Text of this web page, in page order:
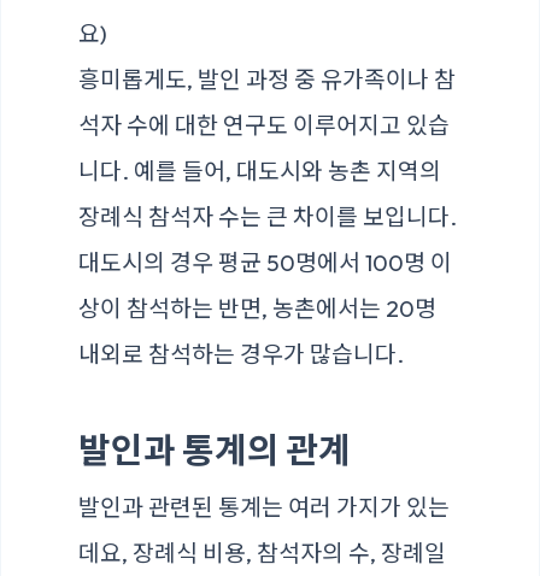
요)
흥미롭게도, 발인 과정 중 유가족이나 참
석자 수에 대한 연구도 이루어지고 있습
니다. 예를 들어, 대도시와 농촌 지역의
장례식 참석자 수는 큰 차이를 보입니다.
대도시의 경우 평균 50명에서 100명 이
상이 참석하는 반면, 농촌에서는 20명
내외로 참석하는 경우가 많습니다.
발인과 통계의 관계
발인과 관련된 통계는 여러 가지가 있는
데요, 장례식 비용, 참석자의 수, 장례일